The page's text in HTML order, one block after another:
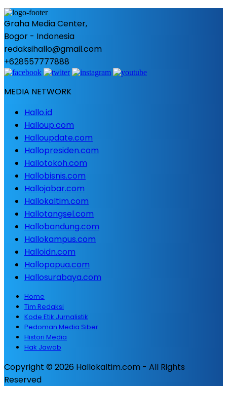
Graha Media Center,
Bogor - Indonesia
redaksihallo@gmail.com
+628557777888
MEDIA NETWORK
Hallo.id
Halloup.com
Halloupdate.com
Hallopresiden.com
Hallotokoh.com
Hallobisnis.com
Hallojabar.com
Hallokaltim.com
Hallotangsel.com
Hallobandung.com
Hallokampus.com
Halloidn.com
Hallopapua.com
Hallosurabaya.com
Home
Tim Redaksi
Kode Etik Jurnalistik
Pedoman Media Siber
Histori Media
Hak Jawab
Copyright © 2026 Hallokaltim.com - All Rights
Reserved